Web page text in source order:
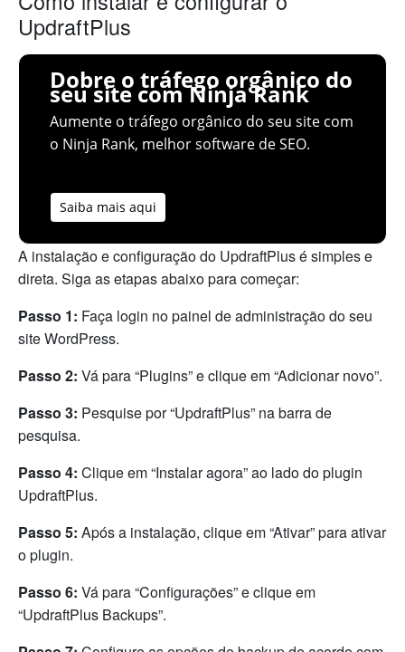
UpdraftPlus
Dobre o tráfego orgânico do
seu site com Ninja Rank
Aumente o tráfego orgânico do seu site com
o Ninja Rank, melhor software de SEO.
Saiba mais aqui
A instalação e configuração do UpdraftPlus é simples e
direta. Siga as etapas abaixo para começar:
Passo 1: Faça login no painel de administração do seu
site WordPress.
Passo 2: Vá para “Plugins” e clique em “Adicionar novo”.
Passo 3: Pesquise por “UpdraftPlus” na barra de
pesquisa.
Passo 4: Clique em “Instalar agora” ao lado do plugin
UpdraftPlus.
Passo 5: Após a instalação, clique em “Ativar” para ativar
o plugin.
Passo 6: Vá para “Configurações” e clique em
“UpdraftPlus Backups”.